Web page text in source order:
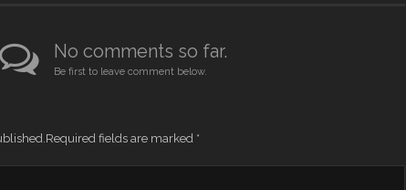
No comments so far.
Be first to leave comment below.
Required fields are marked *